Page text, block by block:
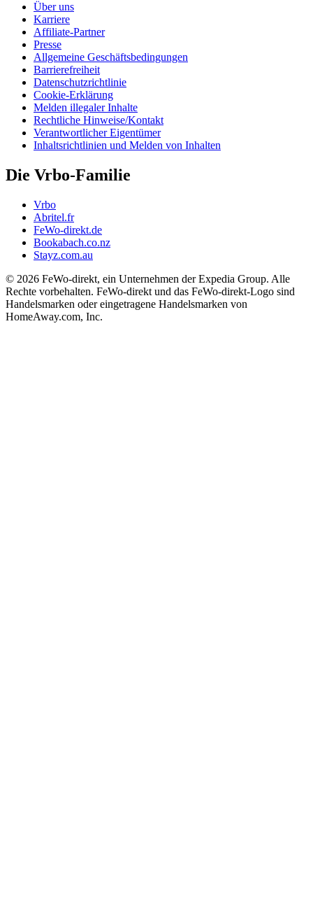
Über uns
Karriere
Affiliate-Partner
Presse
Allgemeine Geschäftsbedingungen
Barrierefreiheit
Datenschutzrichtlinie
Cookie-Erklärung
Melden illegaler Inhalte
Rechtliche Hinweise/Kontakt
Verantwortlicher Eigentümer
Inhaltsrichtlinien und Melden von Inhalten
Die Vrbo-Familie
Vrbo
Abritel.fr
FeWo-direkt.de
Bookabach.co.nz
Stayz.com.au
© 2026 FeWo-direkt, ein Unternehmen der Expedia Group. Alle
Rechte vorbehalten. FeWo-direkt und das FeWo-direkt-Logo sind
Handelsmarken oder eingetragene Handelsmarken von
HomeAway.com, Inc.